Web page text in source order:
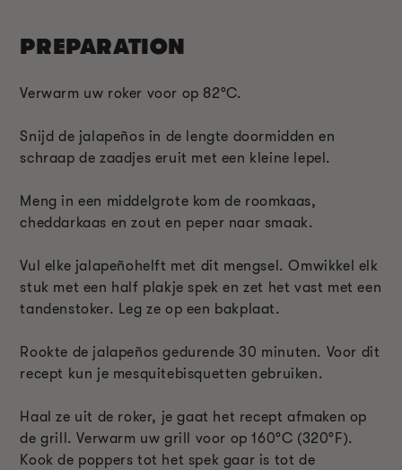
PREPARATION
Verwarm uw roker voor op 82°C.
Snijd de jalapeños in de lengte doormidden en
schraap de zaadjes eruit met een kleine lepel.
Meng in een middelgrote kom de roomkaas,
cheddarkaas en zout en peper naar smaak.
Vul elke jalapeñohelft met dit mengsel. Omwikkel elk
stuk met een half plakje spek en zet het vast met een
tandenstoker. Leg ze op een bakplaat.
Rookte de jalapeños gedurende 30 minuten. Voor dit
recept kun je mesquitebisquetten gebruiken.
Haal ze uit de roker, je gaat het recept afmaken op
de grill. Verwarm uw grill voor op 160°C (320°F).
Kook de poppers tot het spek gaar is tot de